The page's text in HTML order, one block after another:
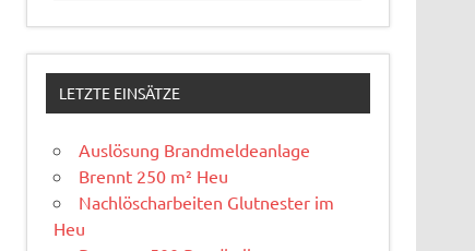
LETZTE EINSÄTZE
Auslösung Brandmeldeanlage
Brennt 250 m² Heu
Nachlöscharbeiten Glutnester im
Heu